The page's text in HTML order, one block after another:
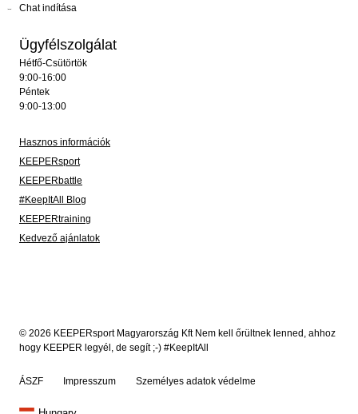
Chat indítása
Ügyfélszolgálat
Hétfő-Csütörtök
9:00-16:00
Péntek
9:00-13:00
Hasznos információk
KEEPERsport
KEEPERbattle
#KeepItAll Blog
KEEPERtraining
Kedvező ajánlatok
© 2026 KEEPERsport Magyarország Kft Nem kell őrültnek lenned, ahhoz
hogy KEEPER legyél, de segít ;-) #KeepItAll
ÁSZF Impresszum Személyes adatok védelme